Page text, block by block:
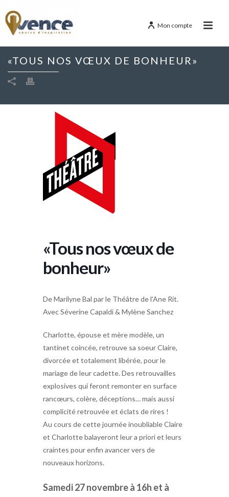
Mon compte
«TOUS NOS VŒUX DE BONHEUR»
«Tous nos vœux de
bonheur»
De Marilyne Bal par le Théâtre de l’Ane Rit.
Avec Séverine Capaldi & Mylène Sanchez
Charlotte, épouse et mère modèle, un
tantinet coincée, retrouve sa soeur Claire,
divorcée et totalement libérée, pour le
mariage de leur cadette. Des retrouvailles
explosives qui feront remonter en surface
rancœurs, colère, déceptions… mais aussi
complicité retrouvée et éclats de rires !
Au cours de cette journée inoubliable Claire
et Charlotte balayeront leur a priori et leurs
craintes pour enfin avancer vers de
nouveaux horizons.
Samedi 27 novembre à 16h et à